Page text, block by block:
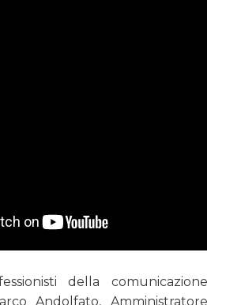
della comunicazione
Andolfato, Amministratore